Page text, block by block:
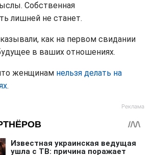
Собственная
лишней не станет.
как на первом свидании
в ваших отношениях.
женщинам нельзя делать на
.